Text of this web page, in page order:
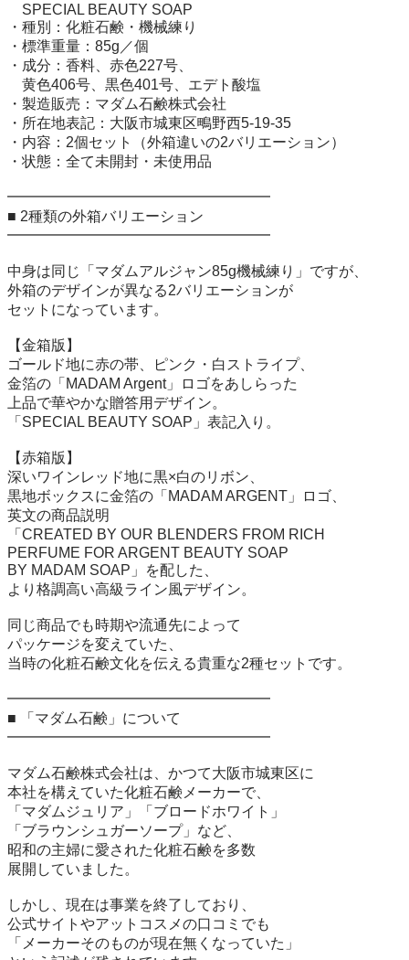
SPECIAL BEAUTY SOAP
・種別：化粧石鹸・機械練り
・標準重量：85g／個
・成分：香料、赤色227号、
黄色406号、黒色401号、エデト酸塩
・製造販売：マダム石鹸株式会社
・所在地表記：大阪市城東区鴫野西5-19-35
・内容：2個セット（外箱違いの2バリエーション）
・状態：全て未開封・未使用品
━━━━━━━━━━━━━━━━━━
■ 2種類の外箱バリエーション
━━━━━━━━━━━━━━━━━━
中身は同じ「マダムアルジャン85g機械練り」ですが、
外箱のデザインが異なる2バリエーションが
セットになっています。
【金箱版】
ゴールド地に赤の帯、ピンク・白ストライプ、
金箔の「MADAM Argent」ロゴをあしらった
上品で華やかな贈答用デザイン。
「SPECIAL BEAUTY SOAP」表記入り。
【赤箱版】
深いワインレッド地に黒×白のリボン、
黒地ボックスに金箔の「MADAM ARGENT」ロゴ、
英文の商品説明
「CREATED BY OUR BLENDERS FROM RICH
PERFUME FOR ARGENT BEAUTY SOAP
BY MADAM SOAP」を配した、
より格調高い高級ライン風デザイン。
同じ商品でも時期や流通先によって
パッケージを変えていた、
当時の化粧石鹸文化を伝える貴重な2種セットです。
━━━━━━━━━━━━━━━━━━
■ 「マダム石鹸」について
━━━━━━━━━━━━━━━━━━
マダム石鹸株式会社は、かつて大阪市城東区に
本社を構えていた化粧石鹸メーカーで、
「マダムジュリア」「ブロードホワイト」
「ブラウンシュガーソープ」など、
昭和の主婦に愛された化粧石鹸を多数
展開していました。
しかし、現在は事業を終了しており、
公式サイトやアットコスメの口コミでも
「メーカーそのものが現在無くなっていた」